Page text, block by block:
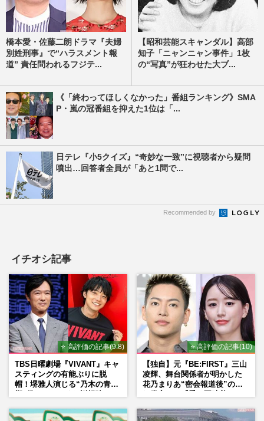
橋本愛・佐藤二朗ドラマ『夫婦
別姓刑事』で“ハラスメント報
道” 責任問われるフジテ...
【昭和芸能スキャンダル】高部
知子「ニャンニャン事件」1枚
の“写真”が狂わせた大ブ...
《「終わってほしくなかった」番組ランキング》SMA
P・嵐の冠番組を抑えた1位は「...
日テレ『小5クイズ』“奇妙な一致”に視聴者から疑問
噴出…回答者全員が「あと1問で...
Recommended by
イチオシ記事
⭐ 高評価の記事(9.8)
TBS日曜劇場『VIVANT』キャ
スティングの有能ぶりに脱
帽！堺雅人演じる“乃木の青年
マン長男・櫻井海音だった
⭐ 高評価の記事(10)
【独自】元『BE:FIRST』三山
凌輝、舞台関係者が明かした
花乃まりあ“密会報道後”の呆